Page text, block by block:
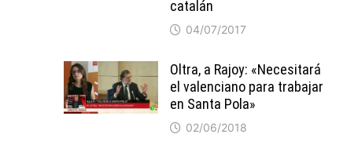
catalán
04/07/2017
Oltra, a Rajoy: «Necesitará
el valenciano para trabajar
en Santa Pola»
02/06/2018